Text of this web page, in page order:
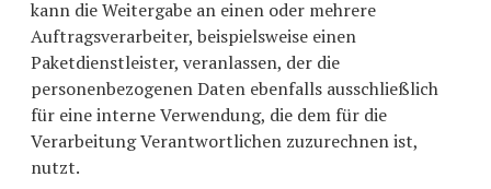
kann die Weitergabe an einen oder mehrere
Auftragsverarbeiter, beispielsweise einen
Paketdienstleister, veranlassen, der die
personenbezogenen Daten ebenfalls ausschließlich
für eine interne Verwendung, die dem für die
Verarbeitung Verantwortlichen zuzurechnen ist,
nutzt.